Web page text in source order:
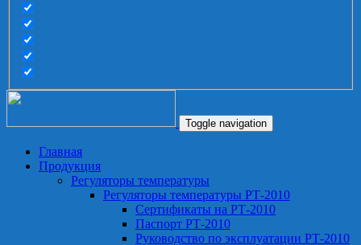
Toggle navigation
Главная
Продукция
Регуляторы температуры
Регуляторы температуры РТ-2010
Сертификаты на РТ-2010
Паспорт РТ-2010
Руководство по эксплуатации РТ-2010